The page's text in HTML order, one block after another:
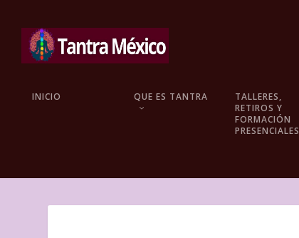
INICIO QUE ES TANTRA
TALLERES,
RETIROS Y
FORMACIÓN
PRESENCIALES